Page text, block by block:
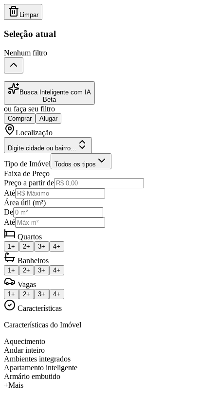
Limpar
Seleção atual
Nenhum filtro
Busca Inteligente com IA
Beta
ou faça seu filtro
Comprar Alugar
Localização
Digite cidade ou bairro...
Tipo de Imóvel Todos os tipos
Faixa de Preço
Preço a partir de
Até
Área útil (m²)
De
Até
Quartos
1+ 2+ 3+ 4+
Banheiros
1+ 2+ 3+ 4+
Vagas
1+ 2+ 3+ 4+
Características
Características do Imóvel
Aquecimento
Andar inteiro
Ambientes integrados
Apartamento inteligente
Armário embutido
+Mais